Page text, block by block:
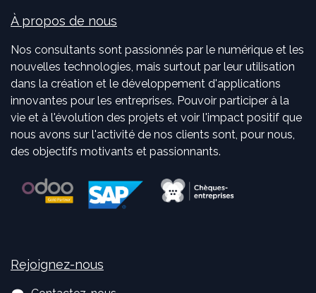
À propos de nous
Nos consultants sont passionnés par le numérique et les
nouvelles technologies, mais surtout par leur utilisation
dans la création et le développement d'applications
innovantes pour les entreprises. Pouvoir participer à la
vie et à l'évolution des projets et voir l'impact positif que
nous avons sur l'activité de nos clients sont, pour nous,
des objectifs motivants et passionnants.
Rejoignez-nous